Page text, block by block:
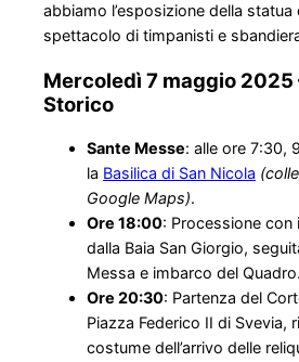
abbiamo l’esposizione della statua
spettacolo di timpanisti e
Mercoledì 7 maggio 2025
Storico
Sante Messe: alle ore 7:30,
la Basilica di San Nicola
Google Maps).
Ore 18:00: Processione con
dalla Baia San Giorgio,
Messa e imbarco del Quadro.
Ore 20:30: Partenza del
Piazza Federico II di Svevia,
costume dell’arrivo delle